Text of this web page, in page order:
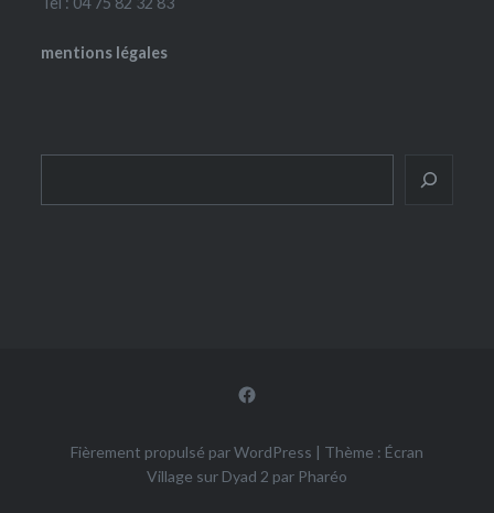
mentions légales
Facebook
Fièrement propulsé par WordPress | Thème : Écran
Village sur Dyad 2 par Pharéo